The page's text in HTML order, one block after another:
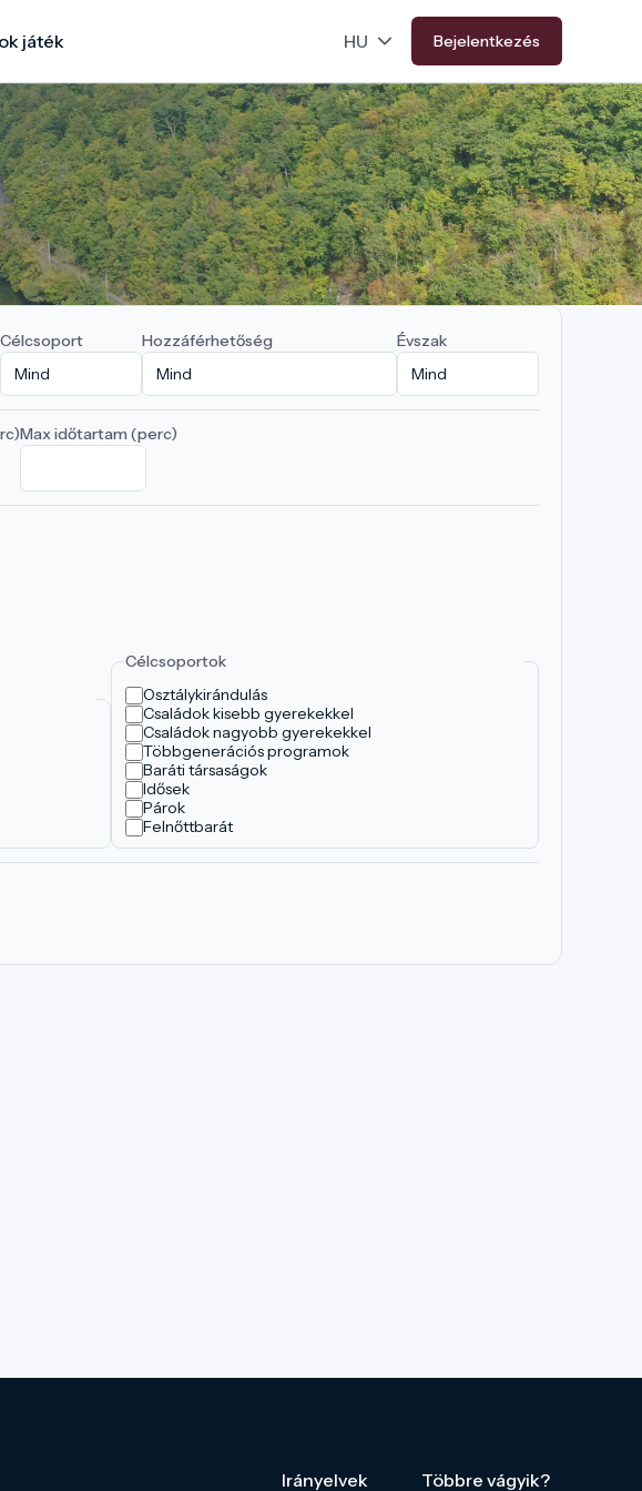
játék Bejelentkezés
Célcsoport Hozzáférhetőség Évszak
Max időtartam (perc)
Célcsoportok
Osztálykirándulás
Családok kisebb gyerekekkel
Családok nagyobb gyerekekkel
Többgenerációs programok
Baráti társaságok
Idősek
Párok
Felnőttbarát
Irányelvek Többre vágyik?